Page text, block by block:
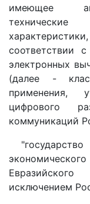
имеющее
соответствии
электронных
(далее -
применения,
цифрового
коммуникаций
исключением